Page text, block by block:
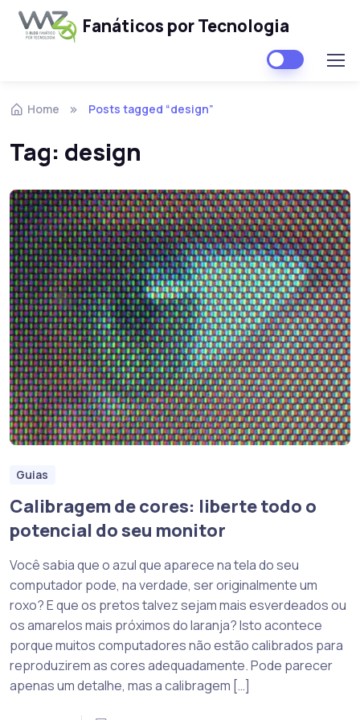
Fanáticos por Tecnologia
Home Posts tagged “design”
Tag: design
Guias
Calibragem de cores: liberte todo o
potencial do seu monitor
Você sabia que o azul que aparece na tela do seu
computador pode, na verdade, ser originalmente um
roxo? E que os pretos talvez sejam mais esverdeados ou
os amarelos mais próximos do laranja? Isto acontece
porque muitos computadores não estão calibrados para
reproduzirem as cores adequadamente. Pode parecer
apenas um detalhe, mas a calibragem […]